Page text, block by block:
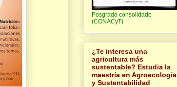
Posgrado consolidado
(CONACyT)
¿Te interesa una
agricultura más
sustentable? Estudia la
maestría en Agroecología
y Sustentabilidad